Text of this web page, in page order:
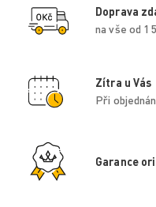
Doprava
na vše od 1
Zítra u Vás
Při
Garance